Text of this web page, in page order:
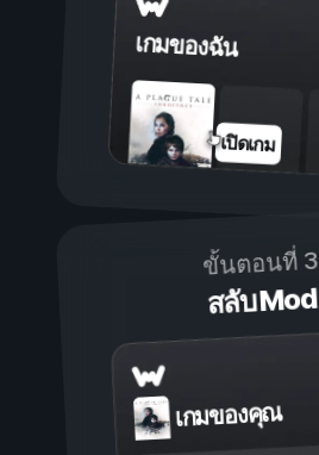
เกมของฉัน
เปิดเกม
ขั้นตอนที่ 3
สลับ Mod
เกมของคุณ